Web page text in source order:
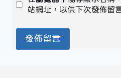
站網址，以供下次發佈留